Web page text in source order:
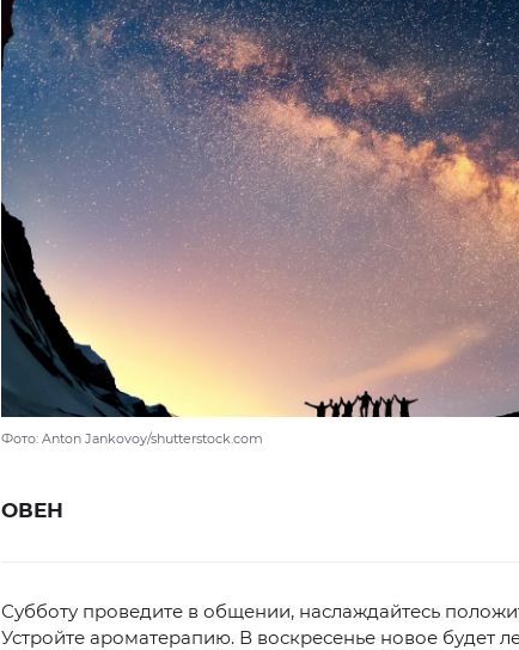
Фото: Anton Jankovoy/shutterstock.com
ОВЕН
Субботу проведите в общении, наслаждайтесь
Устройте ароматерапию. В воскресенье новое будет